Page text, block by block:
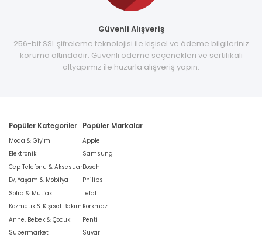
Güvenli Alışveriş
256-bit SSL şifreleme teknolojisi ile kişisel ve ödeme bilgileriniz
koruma altındadır. Güvenli ödeme seçenekleri ve sertifikalı
altyapımız ile huzurla alışveriş yapın.
Popüler Kategoriler
Moda & Giyim
Elektronik
Cep Telefonu & Aksesuar
Ev, Yaşam & Mobilya
Sofra & Mutfak
Kozmetik & Kişisel Bakım
Anne, Bebek & Çocuk
Süpermarket
Popüler Markalar
Apple
Samsung
Bosch
Philips
Tefal
Korkmaz
Penti
Süvari